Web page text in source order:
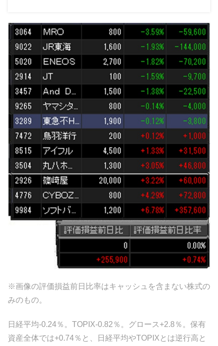
※画像の評価損益前日比率はキャッシュを含まない株式の
みのもの。
日経平均-0.24％。TOPIX-0.82％。グロース+2.8％。保有
資産全体では+0.74％と、日経平均やTOPIXとは逆行高と